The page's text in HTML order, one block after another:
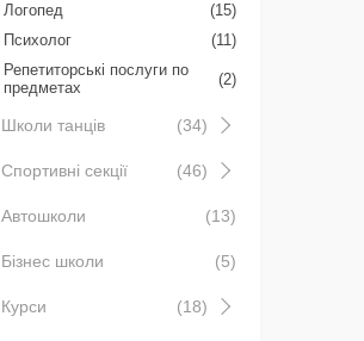
Логопед
(15)
Психолог
(11)
Репетиторські послуги по
предметах
(2)
Школи танців (34)
Спортивні секції (46)
Автошколи (13)
Бізнес школи (5)
Курси (18)